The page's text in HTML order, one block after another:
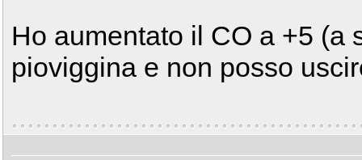
Ho aumentato il CO a +5 (a
pioviggina e non posso